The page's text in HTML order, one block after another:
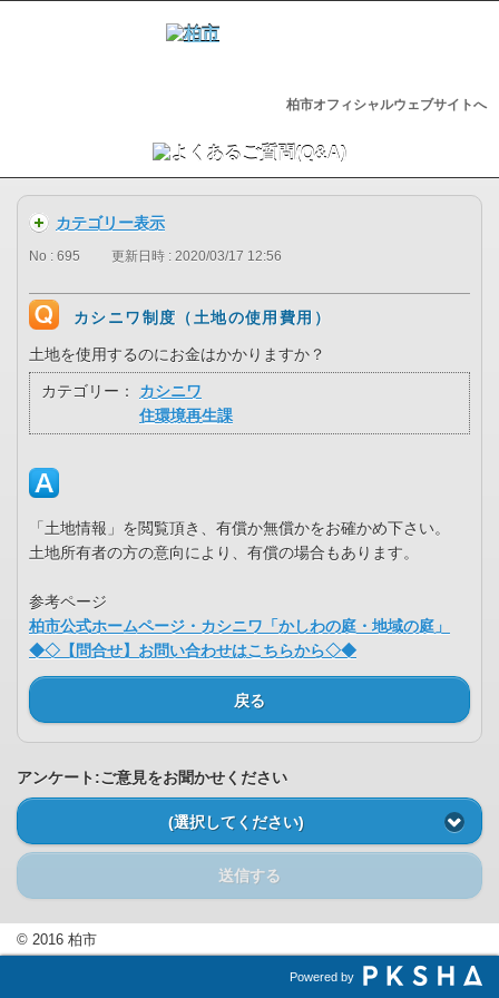
柏市オフィシャルウェブサイトへ
カテゴリー表示
No : 695 更新日時 : 2020/03/17 12:56
カシニワ制度（土地の使用費用）
土地を使用するのにお金はかかりますか？
カテゴリー：
カシニワ
住環境再生課
「土地情報」を閲覧頂き、有償か無償かをお確かめ下さい。
土地所有者の方の意向により、有償の場合もあります。
参考ページ
柏市公式ホームページ・カシニワ「かしわの庭・地域の庭」
◆◇【問合せ】お問い合わせはこちらから◇◆
戻る
アンケート:ご意見をお聞かせください
(選択してください)
送信する
© 2016 柏市
Powered by